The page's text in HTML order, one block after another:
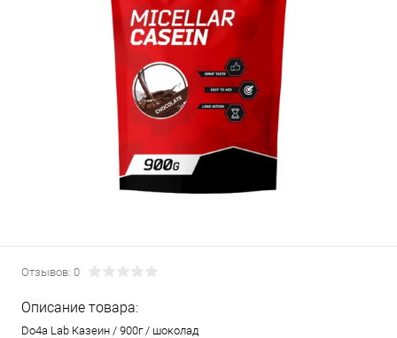
Отзывов: 0
Описание товара:
Do4a Lab Казеин / 900г / шоколад